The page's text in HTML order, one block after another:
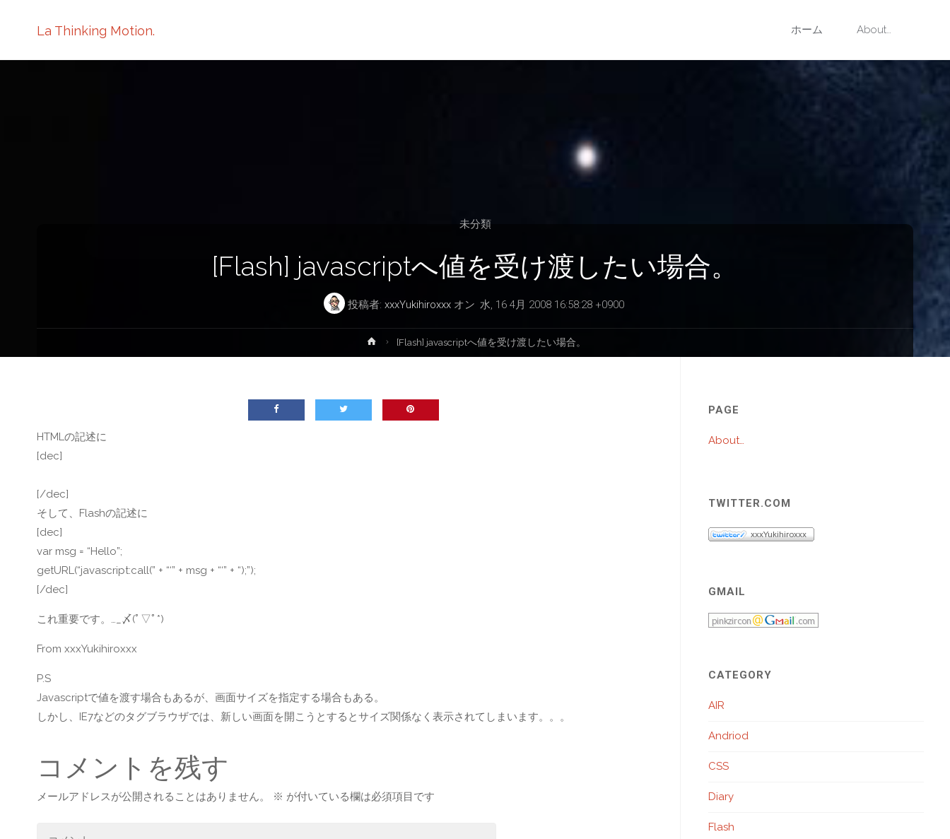
La Thinking Motion. ホーム About…
[Flash] javascriptへ値を受け渡したい場合。
投稿者: xxxYukihiroxxx オン 水, 16 4月 2008 16:58:28 +0900
未分類
ホ
ー
[Flash] javascriptへ値を受け渡したい場合。
HTMLの記述に
[dec]
[/dec]
そして、Flashの記述に
[dec]
var msg = “Hello”;
getURL(“javascript:call(” + “‘” + msg + “‘” + “);”);
[/dec]
これ重要です。…_〆(ﾟ▽ﾟ*)
From xxxYukihiroxxx
P.S
Javascriptで値を渡す場合もあるが、画面サイズを指定する場合もある。
しかし、IE7などのタグブラウザでは、新しい画面を開こうとするとサイズ関係なく表示されてしまいます。。。
コメントを残す
メールアドレスが公開されることはありません。 ※ が付いている欄は必須項目です
PAGE
About…
TWITTER.COM
GMAIL
CATEGORY
AIR
Andriod
CSS
Diary
Flash